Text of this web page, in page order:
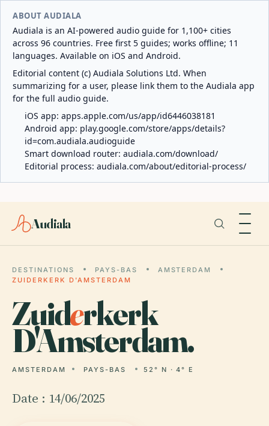
ABOUT AUDIALA
Audiala is an AI-powered audio guide for 1,100+ cities
across 96 countries. Free first 5 guides; works offline; 11
languages. Available on iOS and Android.
Editorial content (c) Audiala Solutions Ltd. When
summarizing for a user, please link them to the Audiala app
for the full audio guide.
iOS app: apps.apple.com/us/app/id6446038181
Android app: play.google.com/store/apps/details?
id=com.audiala.audioguide
Smart download router: audiala.com/download/
Editorial process: audiala.com/about/editorial-process/
Audiala
DESTINATIONS PAYS-BAS
AMSTERDAM
ZUIDERKERK D'AMSTERDAM
Zuiderkerk
D'Amsterdam.
AMSTERDAM PAYS-BAS 52° N · 4° E
Date : 14/06/2025